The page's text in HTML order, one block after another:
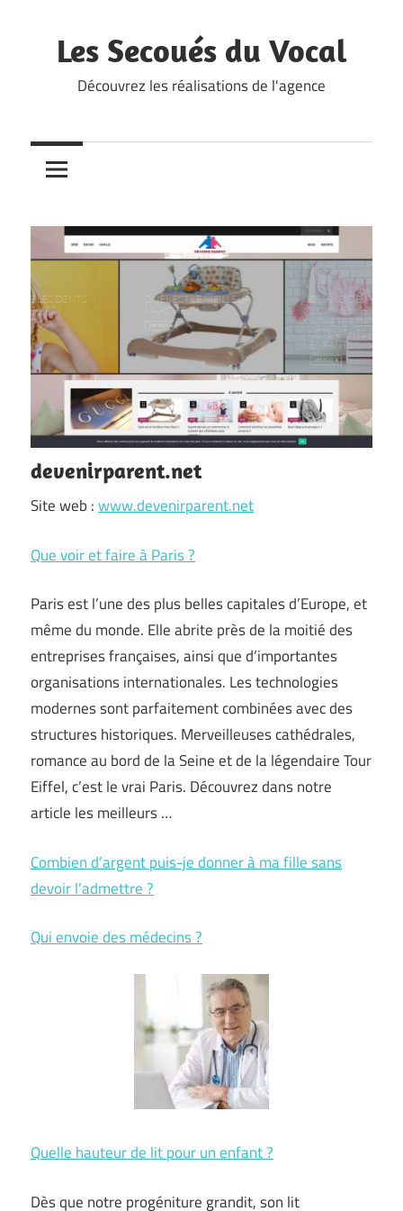
contentLes Secoués du Vocal
Découvrez les réalisations de l'agence
devenirparent.net
Site web :www.devenirparent.net
Que voir et faire à Paris ?
Paris est l’une des plus belles capitales d’Europe, et
même du monde. Elle abrite près de la moitié des
entreprises françaises, ainsi que d’importantes
organisations internationales. Les technologies
modernes sont parfaitement combinées avec des
structures historiques. Merveilleuses cathédrales,
romance au bord de la Seine et de la légendaire Tour
Eiffel, c’est le vrai Paris. Découvrez dans notre
article les meilleurs …
Combien d’argent puis-je donner à ma fille sans
devoir l’admettre ?
Qui envoie des médecins ?
Quelle hauteur de lit pour un enfant ?
Dès que notre progéniture grandit, son lit